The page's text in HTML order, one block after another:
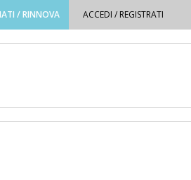
/ RINNOVA ACCEDI / REGISTRATI